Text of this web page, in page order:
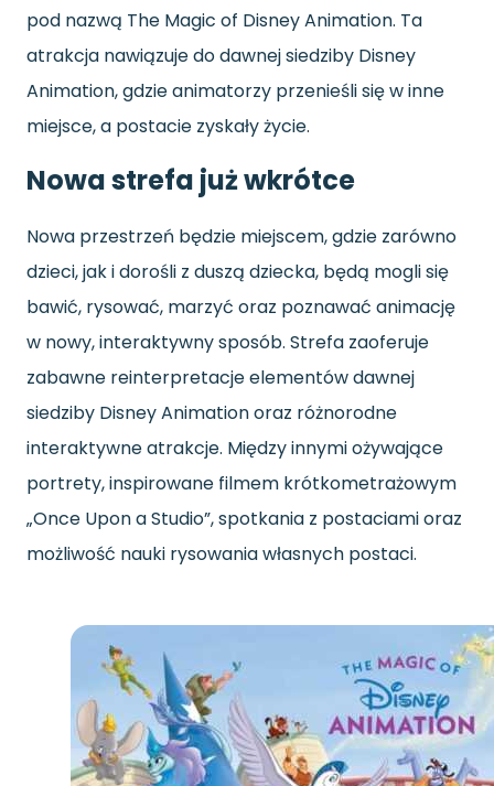
pod nazwą The Magic of Disney Animation. Ta
atrakcja nawiązuje do dawnej siedziby Disney
Animation, gdzie animatorzy przenieśli się w inne
miejsce, a postacie zyskały życie.
Nowa strefa już wkrótce
Nowa przestrzeń będzie miejscem, gdzie zarówno
dzieci, jak i dorośli z duszą dziecka, będą mogli się
bawić, rysować, marzyć oraz poznawać animację
w nowy, interaktywny sposób. Strefa zaoferuje
zabawne reinterpretacje elementów dawnej
siedziby Disney Animation oraz różnorodne
interaktywne atrakcje. Między innymi ożywające
portrety, inspirowane filmem krótkometrażowym
„Once Upon a Studio”, spotkania z postaciami oraz
możliwość nauki rysowania własnych postaci.